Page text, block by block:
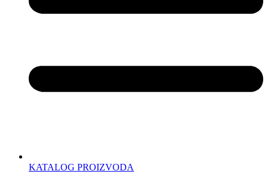
KATALOG PROIZVODA